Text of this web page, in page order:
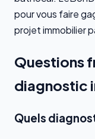
pour vous faire
projet immobilier
Questions
diagnostic
Quels